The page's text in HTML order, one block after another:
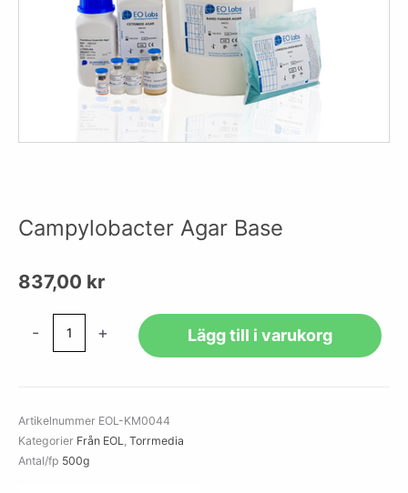
Campylobacter Agar Base
837,00 kr
- + Lägg till i varukorg
Artikelnummer EOL-KM0044
Kategorier Från EOL, Torrmedia
Antal/fp 500g